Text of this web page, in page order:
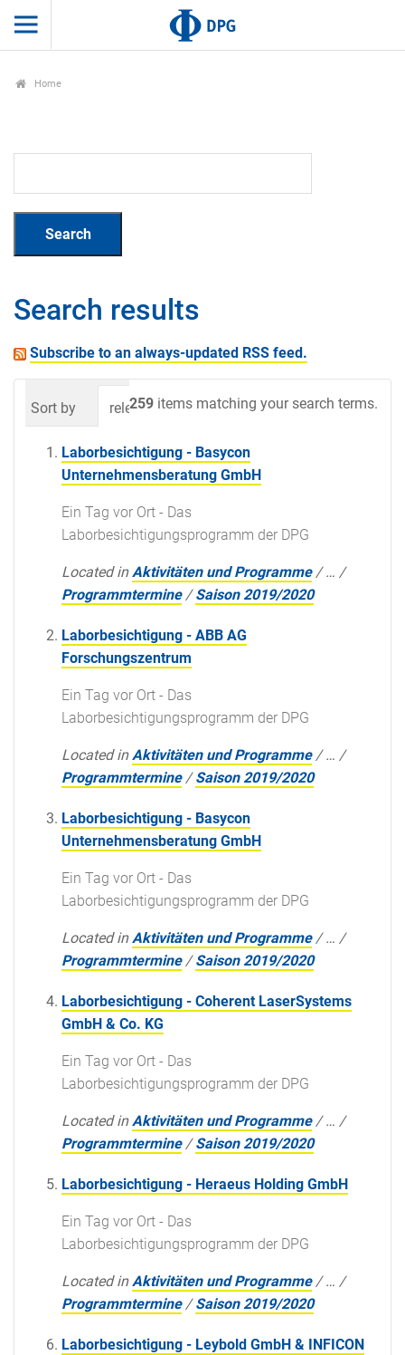
Home
Search results
Subscribe to an always-updated RSS feed.
259 items matching your search terms.
Sort by relevance date (newest first)
Laborbesichtigung - Basycon
Unternehmensberatung GmbH
Ein Tag vor Ort - Das
Laborbesichtigungsprogramm der DPG
Located in Aktivitäten und Programme /… /
Programmtermine /Saison 2019/2020
Laborbesichtigung - ABB AG
Forschungszentrum
Ein Tag vor Ort - Das
Laborbesichtigungsprogramm der DPG
Located in Aktivitäten und Programme /… /
Programmtermine /Saison 2019/2020
Laborbesichtigung - Basycon
Unternehmensberatung GmbH
Ein Tag vor Ort - Das
Laborbesichtigungsprogramm der DPG
Located in Aktivitäten und Programme /… /
Programmtermine /Saison 2019/2020
Laborbesichtigung - Coherent LaserSystems
GmbH & Co. KG
Ein Tag vor Ort - Das
Laborbesichtigungsprogramm der DPG
Located in Aktivitäten und Programme /… /
Programmtermine /Saison 2019/2020
Laborbesichtigung - Heraeus Holding GmbH
Ein Tag vor Ort - Das
Laborbesichtigungsprogramm der DPG
Located in Aktivitäten und Programme /… /
Programmtermine /Saison 2019/2020
Laborbesichtigung - Leybold GmbH & INFICON